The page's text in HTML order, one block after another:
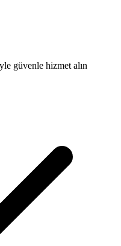
güvenle hizmet alın